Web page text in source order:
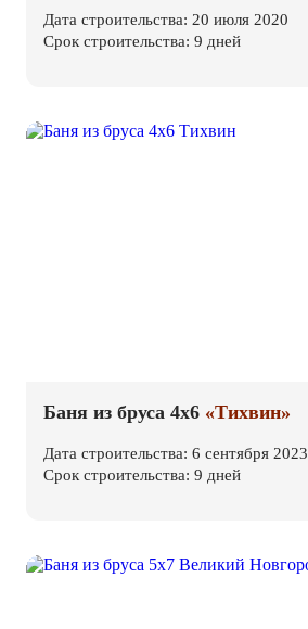
Дата строительства: 20 июля 2020
Срок строительства: 9 дней
Баня из бруса 4х6 «Тихвин»
Дата строительства: 6 сентября 2023
Срок строительства: 9 дней